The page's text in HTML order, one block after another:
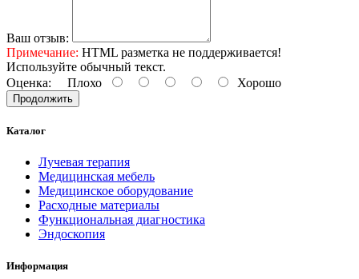
Ваш отзыв:
Примечание: HTML разметка не поддерживается!
Используйте обычный текст.
Оценка: Плохо Хорошо
Продолжить
Каталог
Лучевая терапия
Медицинская мебель
Медицинское оборудование
Расходные материалы
Функциональная диагностика
Эндоскопия
Информация